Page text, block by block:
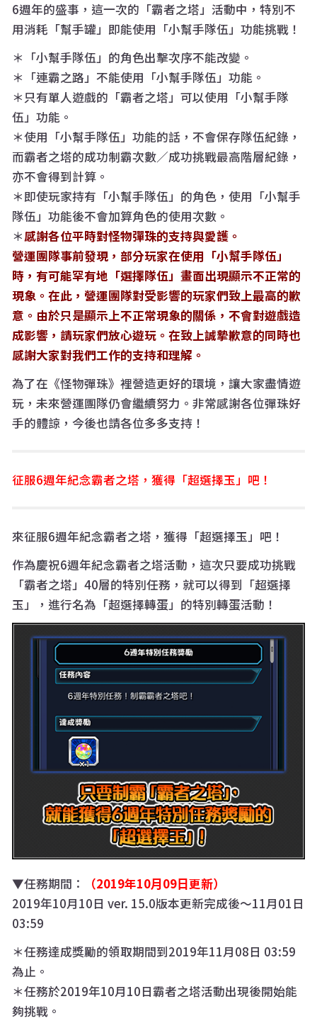
6週年的盛事，這一次的「霸者之塔」活動中，特別不
用消耗「幫手罐」即能使用「小幫手隊伍」功能挑戰！
＊「小幫手隊伍」的角色出擊次序不能改變。
＊「連霸之路」不能使用「小幫手隊伍」功能。
＊只有單人遊戲的「霸者之塔」可以使用「小幫手隊
伍」功能。
＊使用「小幫手隊伍」功能的話，不會保存隊伍紀錄，
而霸者之塔的成功制霸次數／成功挑戰最高階層紀錄，
亦不會得到計算。
＊即使玩家持有「小幫手隊伍」的角色，使用「小幫手
隊伍」功能後不會加算角色的使用次數。
＊感謝各位平時對怪物彈珠的支持與愛護。
營運團隊事前發現，部分玩家在使用「小幫手隊伍」
時，有可能罕有地「選擇隊伍」畫面出現顯示不正常的
現象。在此，營運團隊對受影響的玩家們致上最高的歉
意。由於只是顯示上不正常現象的關係，不會對遊戲造
成影響，請玩家們放心遊玩。在致上誠摯歉意的同時也
感謝大家對我們工作的支持和理解。
為了在《怪物彈珠》裡營造更好的環境，讓大家盡情遊
玩，未來營運團隊仍會繼續努力。非常感謝各位彈珠好
手的體諒，今後也請各位多多支持！
征服6週年紀念霸者之塔，獲得「超選擇玉」吧！
來征服6週年紀念霸者之塔，獲得「超選擇玉」吧！
作為慶祝6週年紀念霸者之塔活動，這次只要成功挑戰
「霸者之塔」40層的特別任務，就可以得到「超選擇
玉」，進行名為「超選擇轉蛋」的特別轉蛋活動！
▼任務期間：
（2019年10月09日更新）
2019年10月10日 ver. 15.0版本更新完成後〜11月01日
03:59
＊任務達成獎勵的領取期間到2019年11月08日 03:59
為止。
＊任務於2019年10月10日霸者之塔活動出現後開始能
夠挑戰。